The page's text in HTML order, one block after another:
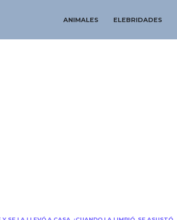
ANIMALES ELEBRIDADES